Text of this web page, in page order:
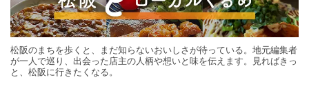
松阪のまちを歩くと、まだ知らないおいしさが待っている。地元編集者
が一人で巡り、出会った店主の人柄や想いと味を伝えます。見ればきっ
と、松阪に行きたくなる。